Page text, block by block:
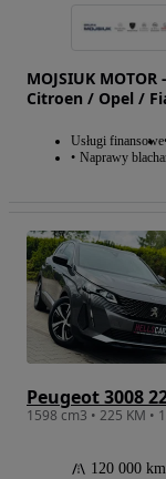
MOJSIUK
Citroen / Opel /
Usługi finansowe
Naprawy
Peugeot 3008
120 000 km